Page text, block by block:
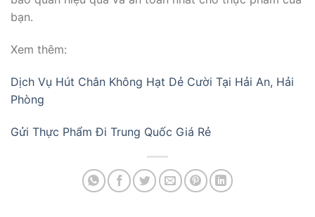
bạn.
Xem thêm:
Dịch Vụ Hút Chân Không Hạt Dẻ Cười Tại Hải An, Hải
Phòng
Gửi Thực Phẩm Đi Trung Quốc Giá Rẻ